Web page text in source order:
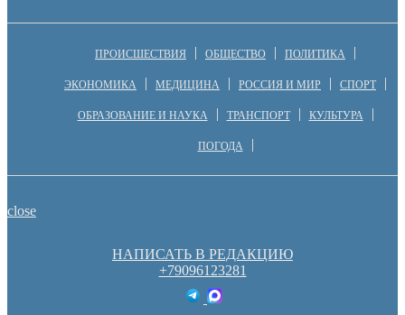
ПРОИСШЕСТВИЯ ОБЩЕСТВО ПОЛИТИКА
ЭКОНОМИКА МЕДИЦИНА РОССИЯ И МИР СПОРТ
ОБРАЗОВАНИЕ И НАУКА ТРАНСПОРТ КУЛЬТУРА
ПОГОДА
close
НАПИСАТЬ В РЕДАКЦИЮ
+79096123281